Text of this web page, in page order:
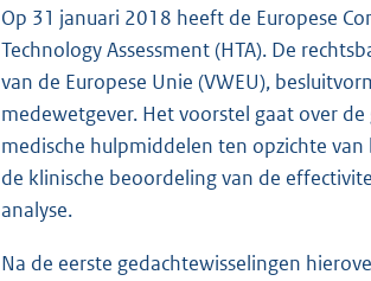
Op 31 januari 2018 heeft de Europese
Technology Assessment (HTA). De
van de Europese Unie (VWEU),
medewetgever. Het voorstel gaat over
medische hulpmiddelen ten opzichte
de klinische beoordeling van de
analyse.
Na de eerste gedachtewisselingen